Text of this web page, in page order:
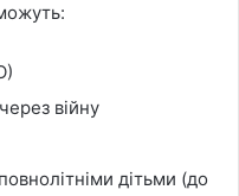
війну
дітьми (до